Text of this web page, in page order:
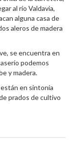
al río Valdavia,
alguna casa de
aleros de madera
se encuentra en
podemos
y madera.
en sintonía
prados de cultivo